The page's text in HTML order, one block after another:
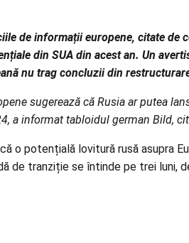
de informații europene, citate de
din SUA din acest an. Un
nu trag concluzii din
sugerează că Rusia ar putea
a informat tabloidul german Bild,
o potențială lovitură rusă asupra
de tranziție se întinde pe trei luni,